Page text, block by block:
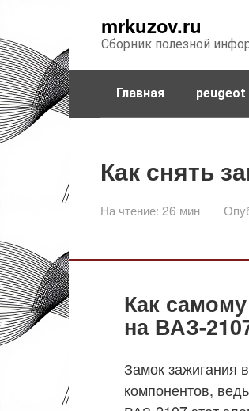
контенту
mrkuzov.ru
Сборник полезной
Главная peugeot
Как снять
На чтение: 26 мин
Как
на ВАЗ-
Замок зажигания
компонентов,